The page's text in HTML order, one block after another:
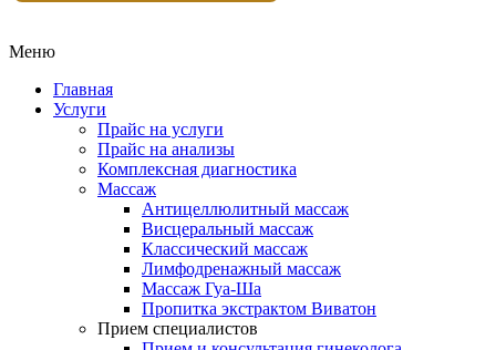
Клиника
жизнь"
Меню
Главная
Услуги
Прайс на услуги
Прайс на анализы
Комплексная диагностика
Массаж
Антицеллюлитный массаж
Висцеральный массаж
Классический массаж
Лимфодренажный массаж
Массаж Гуа-Ша
Пропитка экстрактом Виватон
Прием специалистов